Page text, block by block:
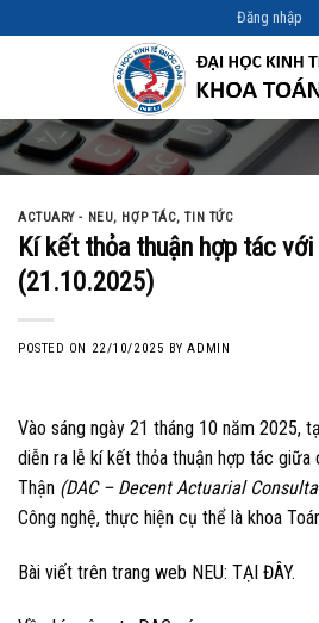
to
Đăng nhập
ACTUARY - NEU, HỢP TÁC,TIN TỨC
Kí kết thỏa thuận hợp tác
(21.10.2025)
POSTED ON 22/10/2025 BYADMIN
Vào sáng ngày 21 tháng 10 năm 2025,
diễn ra lễ kí kết thỏa thuận hợp tác
Thận (DAC – Decent Actuarial
Công nghệ, thực hiện cụ thể là khoa
Bài viết trên trang web NEU: TẠI ĐÂY.